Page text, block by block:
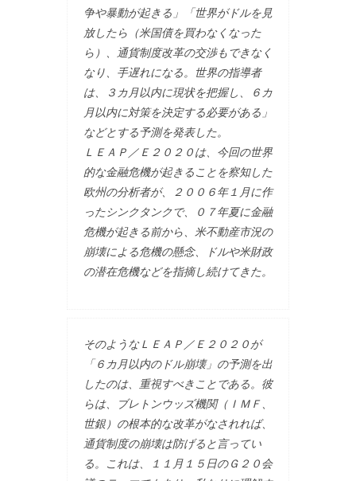
争や暴動が起きる」「世界がドルを見
放したら（米国債を買わなくなった
ら）、通貨制度改革の交渉もできなく
なり、手遅れになる。世界の指導者
は、３カ月以内に現状を把握し、６カ
月以内に対策を決定する必要がある」
などとする予測を発表した。
ＬＥＡＰ／Ｅ２０２０は、今回の世界
的な金融危機が起きることを察知した
欧州の分析者が、２００６年１月に作
ったシンクタンクで、０７年夏に金融
危機が起きる前から、米不動産市況の
崩壊による危機の懸念、ドルや米財政
の潜在危機などを指摘し続けてきた。
そのようなＬＥＡＰ／Ｅ２０２０が
「６カ月以内のドル崩壊」の予測を出
したのは、重視すべきことである。彼
らは、ブレトンウッズ機関（ＩＭＦ、
世銀）の根本的な改革がなされれば、
通貨制度の崩壊は防げると言ってい
る。これは、１１月１５日のＧ２０会